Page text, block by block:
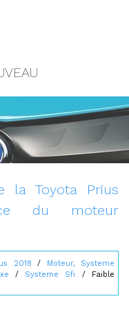
la Toyota Prius
du moteur
2018 /
Moteur, Systeme
/ Systeme Sfi
/ Faible